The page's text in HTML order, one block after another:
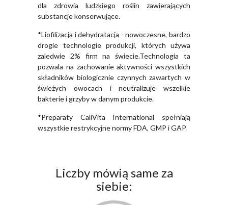
dla zdrowia ludzkiego roślin zawierających
substancje konserwujące.
*Liofilizacja i dehydratacja - nowoczesne, bardzo
drogie technologie produkcji, których używa
zaledwie 2% firm na świecie.Technologia ta
pozwala na zachowanie aktywności wszystkich
składników biologicznie czynnych zawartych w
świeżych owocach i neutralizuje wszelkie
bakterie i grzyby w danym produkcie.
*Preparaty CaliVita International spełniają
wszystkie restrykcyjne normy FDA, GMP i GAP.
Liczby mówią same za
siebie: